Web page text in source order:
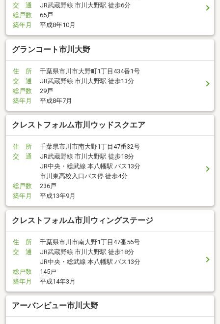
交 通
JR武蔵野線 市川大野駅 徒歩6分
総戸数
65戸
築年月
平成8年10月
グランコート市川大野
住 所
千葉県市川市大野町1丁目434番1号
交 通
JR武蔵野線 市川大野駅 徒歩13分
総戸数
29戸
築年月
平成8年7月
クレストフォルム市川ウッドスクエア
住 所
千葉県市川市南大野1丁目47番32号
交 通
JR武蔵野線 市川大野駅 徒歩18分
JR中央・総武線 本八幡駅 バス13分
市川東高校入口バス停 徒歩4分
総戸数
236戸
築年月
平成13年9月
クレストフォルム市川ウィングステージ
住 所
千葉県市川市南大野1丁目47番56号
交 通
JR武蔵野線 市川大野駅 徒歩18分
JR中央・総武線 本八幡駅 バス13分
総戸数
145戸
築年月
平成14年3月
アーバンビュー市川大野